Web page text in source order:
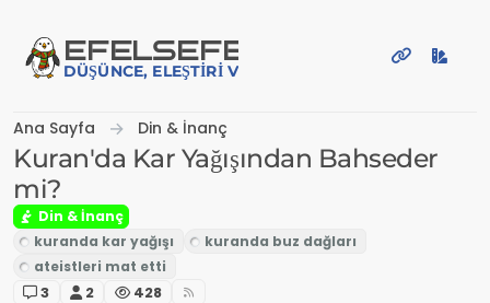
EFELSEFE
DÜŞÜNCE, ELEŞTIRI VE PAYLAŞIM PLATFORMU
Ana Sayfa Din & İnanç
Kuran'da Kar Yağışından Bahseder
mi?
Din & İnanç
3 2 428